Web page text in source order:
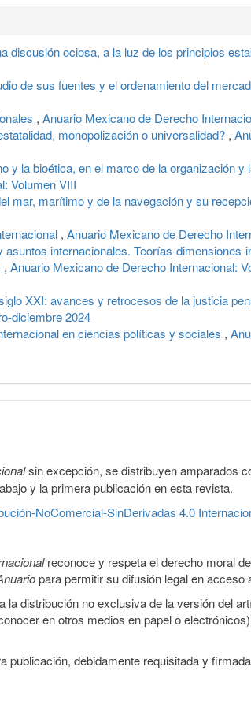
discusión ociosa, a la luz de los principios
de sus fuentes y el ordenamiento del
, Anuario Mexicano de Derecho
monopolización o universalidad? ,
y la bioética, en el marco de la organización y
Volumen VIII
mar, marítimo y de la navegación y su
, Anuario Mexicano de Derecho
internacionales. Teorías-dimensiones-
, Anuario Mexicano de Derecho Internacional:
XXI: avances y retrocesos de la justicia
diciembre 2024
en ciencias políticas y sociales ,
sin excepción, se distribuyen amparados
y la primera publicación en esta revista.
NoComercial-SinDerivadas 4.0
reconoce y respeta el derecho moral
para permitir su difusión legal en acceso
distribución no exclusiva de la versión del
en otros medios en papel o
debidamente requisitada y